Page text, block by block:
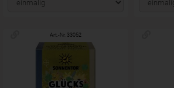
Art.-Nr. 33052